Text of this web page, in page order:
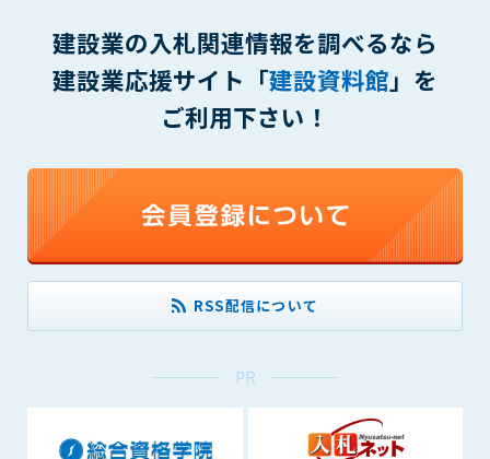
建設業の入札関連情報を調べるなら
建設業応援サイト「建設資料館」を
ご利用下さい！
RSS配信について
PR